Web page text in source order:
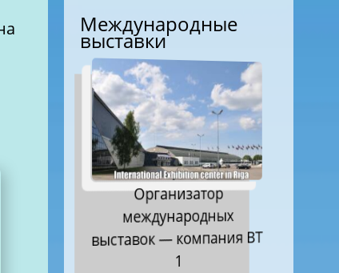
Международные
выставки
Организатор
международных
выставок — компания ВТ
1